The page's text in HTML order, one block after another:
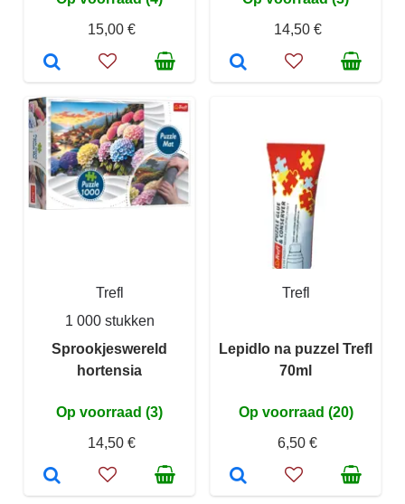
15,00 €
14,50 €
Trefl
1 000 stukken
Sprookjeswereld
hortensia
Op voorraad (3)
14,50 €
Trefl
Lepidlo na puzzel Trefl
70ml
Op voorraad (20)
6,50 €